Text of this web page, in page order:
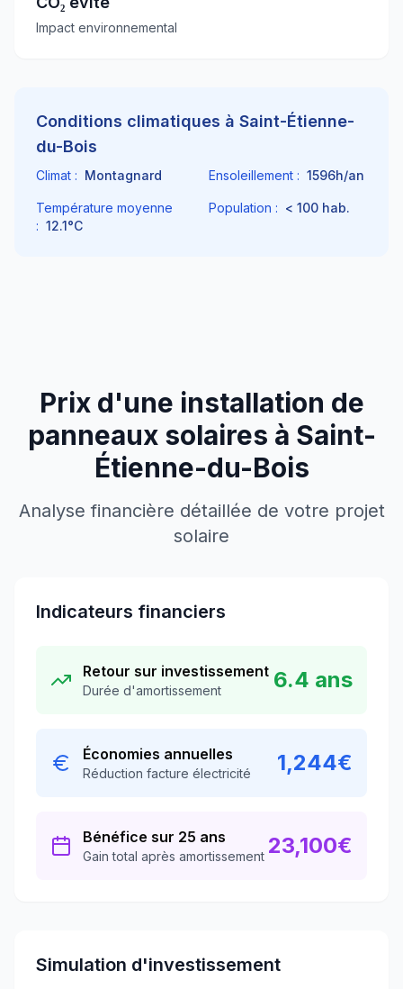
Impact environnemental
Conditions climatiques à Saint-Étienne-
du-Bois
Climat : Montagnard Ensoleillement : 1596h/an
Température moyenne
: 12.1°C
Population : < 100 hab.
Prix d'une installation de
panneaux solaires à Saint-
Étienne-du-Bois
Analyse financière détaillée de votre projet
solaire
Indicateurs financiers
Retour sur investissement
Durée d'amortissement 6.4 ans
Économies annuelles
Réduction facture électricité 1,244€
Bénéfice sur 25 ans
Gain total après amortissement 23,100€
Simulation d'investissement